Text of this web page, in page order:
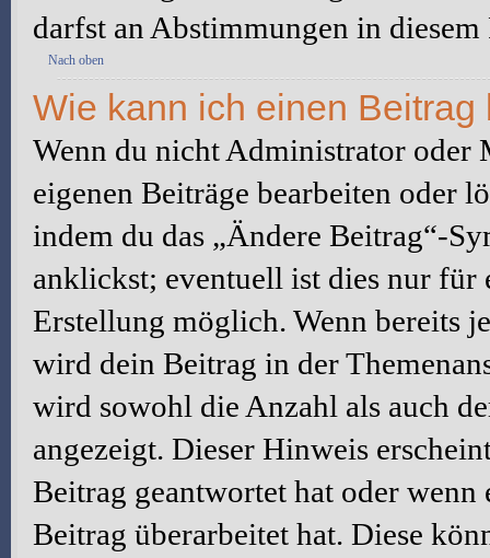
darfst an Abstimmungen in
Nach oben
Wie kann ich einen
Wenn du nicht Administrator oder
eigenen Beiträge bearbeiten oder
indem du das „Ändere Beitrag“-
anklickst; eventuell ist dies nur für
Erstellung möglich. Wenn bereits
wird dein Beitrag in der
wird sowohl die Anzahl als auch
angezeigt. Dieser Hinweis
Beitrag geantwortet hat oder
Beitrag überarbeitet hat. Diese